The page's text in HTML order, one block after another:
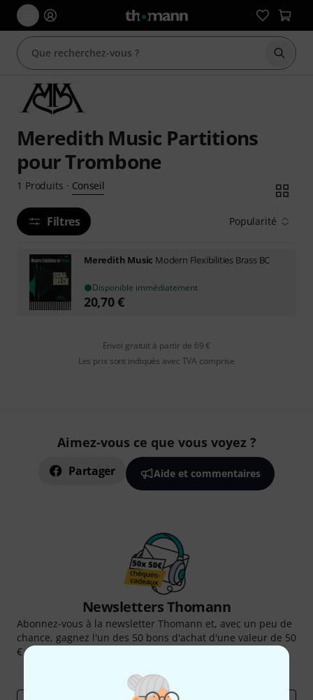
Meredith Music Partitions
pour Trombone
1 Produits · Conseil
Filtres Popularité
Meredith Music Modern Flexibilities Brass BC
Disponible immédiatement
20,70€
Envoi gratuit à partir de 69 €
Les prix sont indiqués avec TVA comprise
Aimez-vous ce que vous voyez ?
Partager Aide et commentaires
Newsletters Thomann
Abonnez-vous à la newsletter Thomann et, avec un peu de
chance, gagnez l'un des 50 bons d'achat d'une valeur de 50
€ chacun!
Articles inspirants
Deals